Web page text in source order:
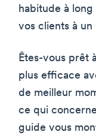
habitude à
vos clients à
Êtes-vous prêt
plus efficace
de meilleur
ce qui
guide vous